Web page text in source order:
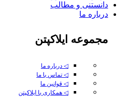
دانستنی و مطالب
درباره ما
مجموعه ایلاکپتن
◁ درباره ما
◁ تماس با ما
◁ قوانین ما
◁ همکاری با ایلاکپتن